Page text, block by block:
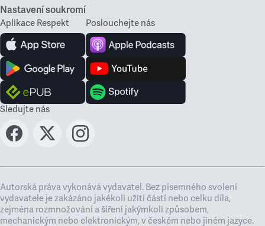
Nastavení soukromí
Aplikace Respekt Poslouchejte nás
Sledujte nás
Autorská práva vykonává vydavatel. Bez písemného svolení
vydavatele je zakázáno jakékoli užití částí nebo celku díla,
zejména rozmnožování a šíření jakýmkoli způsobem,
mechanickým nebo elektronickým, v českém nebo jiném jazyce.